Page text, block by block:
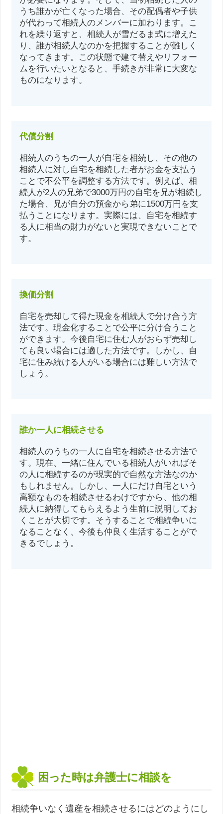
うち誰かが亡くなった場合、その配偶者や子供
が代わって相続人のメンバーに加わります。こ
れを繰り返すと、相続人が雪だるま式に増えた
り、誰が相続人なのかを把握することが難しく
なってきます。この状態で建て替えやリフォー
ムを行いたいとなると、手続きが非常に大変な
ものになります。
代償分割
相続人のうちの一人が自宅を相続し、その他の
相続人に対し自宅を相続した者がお金を支払う
ことで不公平を調整する方法です。例えば、相
続人が2人の兄弟で3000万円の自宅を兄が相続し
た場合、兄が自分の預金から弟に1500万円を支
払うことになります。実際には、自宅を相続す
る人に相当の財力がないと実現できないことで
す。
換価分割
自宅を売却して得た現金を相続人で分け合う方
法です。現金化することで公平に分け合うこと
ができます。今後自宅に住む人がおらず売却し
ても良い場合には適した方法です。しかし、自
宅に住み続ける人がいる場合には難しい方法で
しょう。
誰か一人に相続させる
相続人のうちの一人に自宅を相続させる方法で
す。現在、一緒に住んでいる相続人がいればそ
の人に相続するのが現実的で自然な方法なのか
もしれません。しかし、一人にだけ自宅という
高額なものを相続させるわけですから、他の相
続人に納得してもらえるよう生前に説明してお
くことが大切です。そうすることで相続争いに
なることなく、今後も仲良く生活することがで
きるでしょう。
困った時は弁護士に相談を
相続争いなく遺産を相続させるにはどのようにし